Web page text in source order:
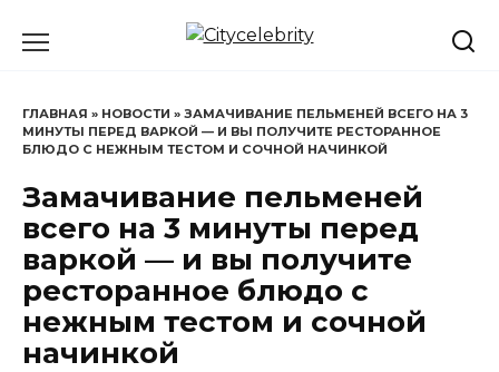
ГЛАВНАЯ » НОВОСТИ » ЗАМАЧИВАНИЕ ПЕЛЬМЕНЕЙ ВСЕГО НА 3
МИНУТЫ ПЕРЕД ВАРКОЙ — И ВЫ ПОЛУЧИТЕ РЕСТОРАННОЕ
БЛЮДО С НЕЖНЫМ ТЕСТОМ И СОЧНОЙ НАЧИНКОЙ
Замачивание пельменей
всего на 3 минуты перед
варкой — и вы получите
ресторанное блюдо с
нежным тестом и сочной
начинкой